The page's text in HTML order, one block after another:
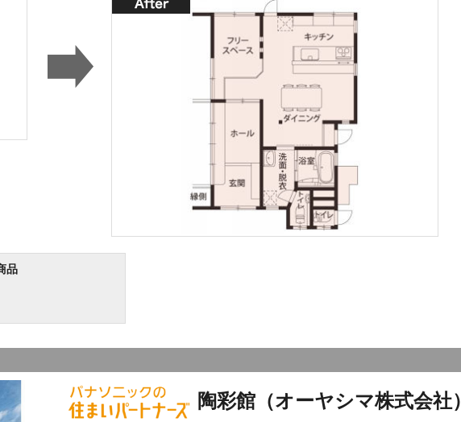
品
陶彩館（オーヤシマ株式会社）